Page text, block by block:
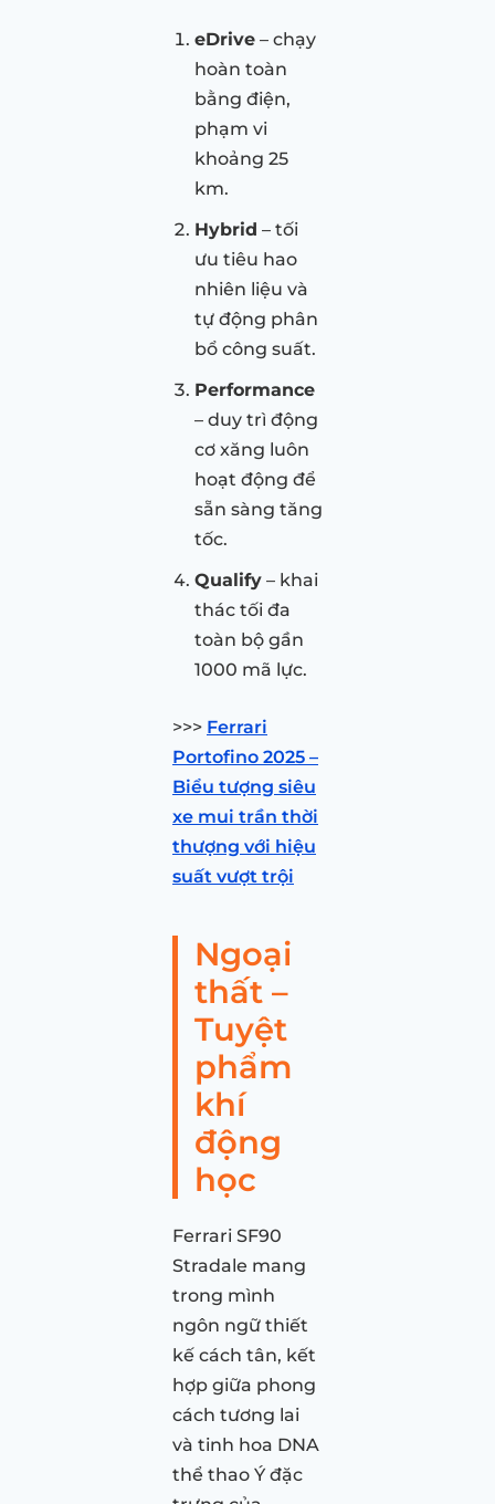
eDrive – chạy
hoàn toàn
bằng điện,
phạm vi
khoảng 25
km.
Hybrid – tối
ưu tiêu hao
nhiên liệu và
tự động phân
bổ công suất.
Performance
– duy trì động
cơ xăng luôn
hoạt động để
sẵn sàng tăng
tốc.
Qualify – khai
thác tối đa
toàn bộ gần
1000 mã lực.
>>> Ferrari
Portofino 2025 –
Biểu tượng siêu
xe mui trần thời
thượng với hiệu
suất vượt trội
Ngoại
thất –
Tuyệt
phẩm
khí
động
học
Ferrari SF90
Stradale mang
trong mình
ngôn ngữ thiết
kế cách tân, kết
hợp giữa phong
cách tương lai
và tinh hoa DNA
thể thao Ý đặc